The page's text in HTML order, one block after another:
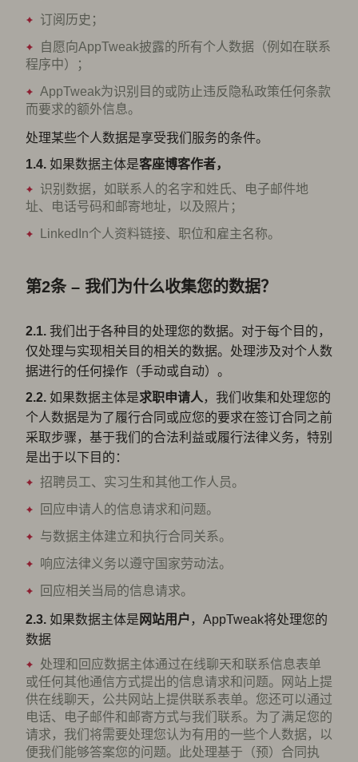
订阅历史；
自愿向AppTweak披露的所有个人数据（例如在联系
程序中）；
AppTweak为识别目的或防止违反隐私政策任何条款
而要求的额外信息。
处理某些个人数据是享受我们服务的条件。
1.4. 如果数据主体是客座博客作者，
识别数据，如联系人的名字和姓氏、电子邮件地
址、电话号码和邮寄地址，以及照片；
LinkedIn个人资料链接、职位和雇主名称。
第2条 – 我们为什么收集您的数据？
2.1. 我们出于各种目的处理您的数据。对于每个目的，
仅处理与实现相关目的相关的数据。处理涉及对个人数
据进行的任何操作（手动或自动）。
2.2. 如果数据主体是求职申请人 ，我们收集和处理您的
个人数据是为了履行合同或应您的要求在签订合同之前
采取步骤，基于我们的合法利益或履行法律义务，特别
是出于以下目的：
招聘员工、实习生和其他工作人员。
回应申请人的信息请求和问题。
与数据主体建立和执行合同关系。
响应法律义务以遵守国家劳动法。
回应相关当局的信息请求。
2.3. 如果数据主体是 网站用户 ，AppTweak将处理您的
数据
处理和回应数据主体通过在线聊天和联系信息表单
或任何其他通信方式提出的信息请求和问题。网站上提
供在线聊天，公共网站上提供联系表单。您还可以通过
电话、电子邮件和邮寄方式与我们联系。为了满足您的
请求，我们将需要处理您认为有用的一些个人数据，以
便我们能够答案您的问题。此处理基于（预）合同执